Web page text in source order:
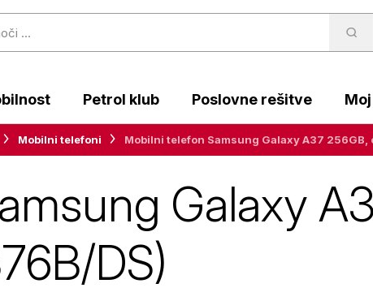
Petrol klub Poslovne rešitve
Mobilni telefoni Mobilni telefon Samsung Galaxy A37 256GB,
Galaxy
DS)